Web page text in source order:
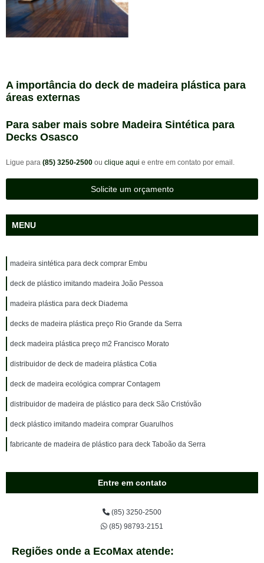
A importância do deck de madeira plástica para
áreas externas
Para saber mais sobre Madeira Sintética para
Decks Osasco
Ligue para (85) 3250-2500 ou clique aqui e entre em contato por email.
Solicite um orçamento
MENU
madeira sintética para deck comprar Embu
deck de plástico imitando madeira João Pessoa
madeira plástica para deck Diadema
decks de madeira plástica preço Rio Grande da Serra
deck madeira plástica preço m2 Francisco Morato
distribuidor de deck de madeira plástica Cotia
deck de madeira ecológica comprar Contagem
distribuidor de madeira de plástico para deck São Cristóvão
deck plástico imitando madeira comprar Guarulhos
fabricante de madeira de plástico para deck Taboão da Serra
Entre em contato
(85) 3250-2500
(85) 98793-2151
Regiões onde a EcoMax atende: